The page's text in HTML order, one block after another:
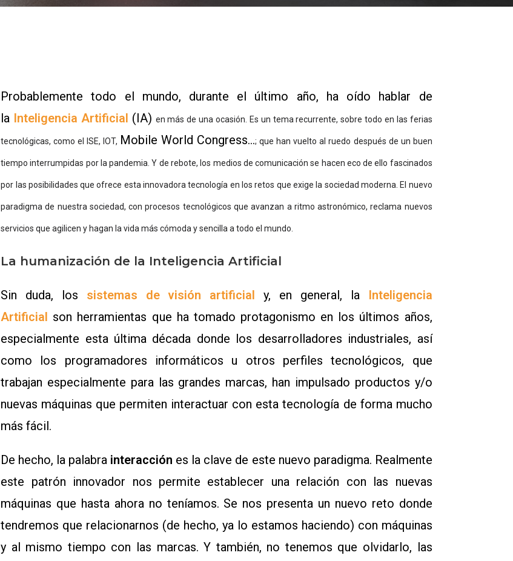
Probablemente todo el mundo, durante el último año, ha oído hablar de
la Inteligencia Artificial (IA) en más de una ocasión. Es un tema recurrente, sobre todo en las ferias
tecnológicas, como el ISE, IOT, Mobile World Congress…; que han vuelto al ruedo después de un buen
tiempo interrumpidas por la pandemia. Y de rebote, los medios de comunicación se hacen eco de ello fascinados
por las posibilidades que ofrece esta innovadora tecnología en los retos que exige la sociedad moderna. El nuevo
paradigma de nuestra sociedad, con procesos tecnológicos que avanzan a ritmo astronómico, reclama nuevos
servicios que agilicen y hagan la vida más cómoda y sencilla a todo el mundo.
La humanización de la Inteligencia Artificial
Sin duda, los sistemas de visión artificial y, en general, la
Inteligencia
Artificial son herramientas que ha tomado protagonismo en los últimos años,
especialmente esta última década donde los desarrolladores industriales, así
como los programadores informáticos u otros perfiles tecnológicos, que
trabajan especialmente para las grandes marcas, han impulsado productos y/o
nuevas máquinas que permiten interactuar con esta tecnología de forma mucho
más fácil.
De hecho, la palabra interacción es la clave de este nuevo paradigma. Realmente
este patrón innovador nos permite establecer una relación con las nuevas
máquinas que hasta ahora no teníamos. Se nos presenta un nuevo reto donde
tendremos que relacionarnos (de hecho, ya lo estamos haciendo) con máquinas
y al mismo tiempo con las marcas. Y también, no tenemos que olvidarlo, las